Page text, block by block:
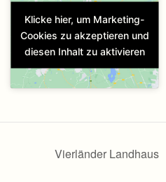
Klicke hier, um Marketing-
Cookies zu akzeptieren und
diesen Inhalt zu aktivieren
Vierländer Landhaus